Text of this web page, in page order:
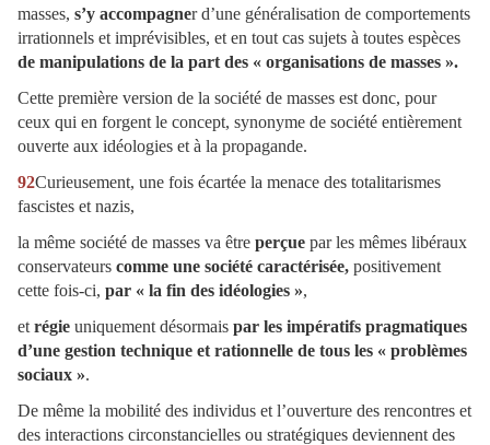
masses, s’y accompagner d’une généralisation de comportements
irrationnels et imprévisibles, et en tout cas sujets à toutes espèces
de manipulations de la part des « organisations de masses ».
Cette première version de la société de masses est donc, pour
ceux qui en forgent le concept, synonyme de société entièrement
ouverte aux idéologies et à la propagande.
92Curieusement, une fois écartée la menace des totalitarismes
fascistes et nazis,
la même société de masses va être perçue par les mêmes libéraux
conservateurs comme une société caractérisée, positivement
cette fois-ci, par « la fin des idéologies »,
et régie uniquement désormais par les impératifs pragmatiques
d’une gestion technique et rationnelle de tous les « problèmes
sociaux ».
De même la mobilité des individus et l’ouverture des rencontres et
des interactions circonstancielles ou stratégiques deviennent des